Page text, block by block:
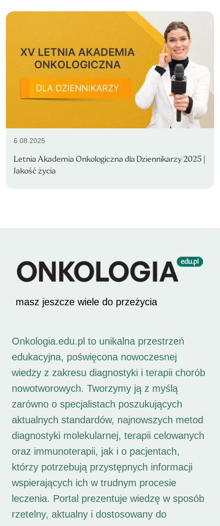
6.08.2025
Letnia Akademia Onkologiczna dla Dziennikarzy 2025 |
Jakość życia
masz jeszcze wiele do przeżycia
Onkologia.edu.pl to unikalna przestrzeń
edukacyjna, poświęcona nowoczesnej
wiedzy z zakresu diagnostyki i terapii chorób
nowotworowych. Tworzymy ją z myślą
zarówno o specjalistach poszukujących
aktualnych standardów, najnowszych metod
diagnostyki molekularnej, terapii celowanych
oraz immunoterapii, jak i o pacjentach,
którzy potrzebują przystępnych informacji
wspierających ich w trudnym procesie
leczenia. Portal prezentuje wiedzę w sposób
rzetelny, aktualny i dostosowany do